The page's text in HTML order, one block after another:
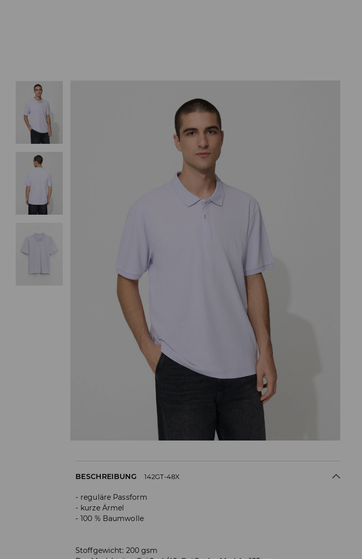
BESCHREIBUNG 142GT-48X
reguläre Passform
kurze Ärmel
100 % Baumwolle
Stoffgewicht: 200 gsm